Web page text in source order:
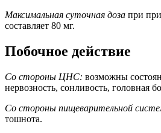
Максимальная суточная доза при
составляет 80 мг.
Побочное действие
Со стороны ЦНС: возможны
нервозность, сонливость, головная
Со стороны пищеварительной
тошнота.